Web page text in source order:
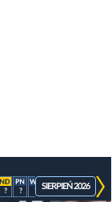
? ? ? ? ? ?
SIERPIEŃ 2026